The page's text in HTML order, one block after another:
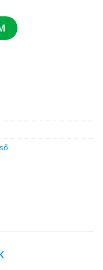
125, aluminium